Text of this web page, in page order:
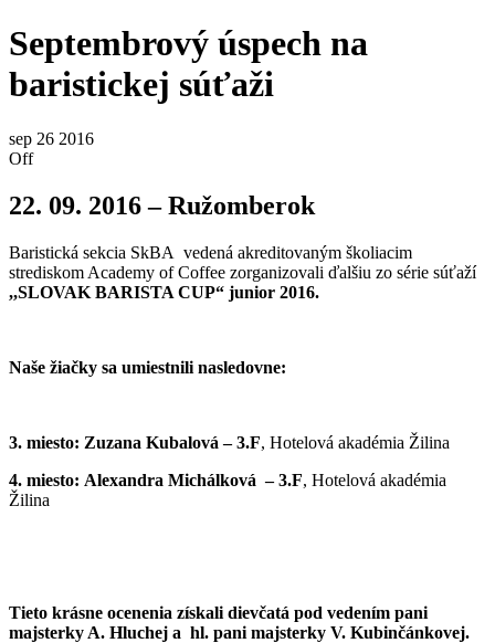
Septembrový úspech na
baristickej súťaži
sep 26 2016
Off
22. 09. 2016 – Ružomberok
Baristická sekcia SkBA vedená akreditovaným školiacim
strediskom Academy of Coffee zorganizovali ďalšiu zo série súťaží
,,SLOVAK BARISTA CUP“ junior 2016.
Naše žiačky sa umiestnili nasledovne:
3. miesto: Zuzana Kubalová – 3.F, Hotelová akadémia Žilina
4. miesto: Alexandra Michálková – 3.F, Hotelová akadémia
Žilina
Tieto krásne ocenenia získali dievčatá pod vedením pani
majsterky A. Hluchej a hl. pani majsterky V. Kubinčánkovej.